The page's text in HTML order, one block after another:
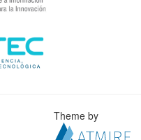
Theme by